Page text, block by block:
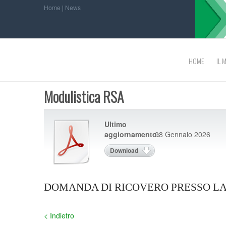
Home | News
HOME IL
Modulistica RSA
Ultimo
aggiornamento:08 Gennaio 2026
Download
DOMANDA DI RICOVERO PRESSO
< Indietro